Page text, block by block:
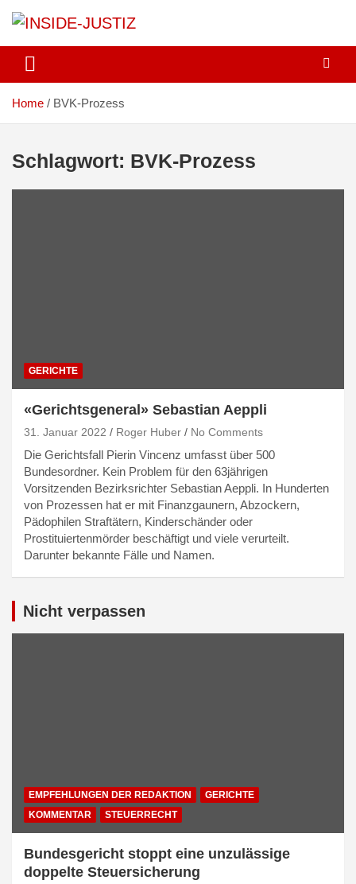
INSIDE-JUSTIZ
Home BVK-Prozess
Schlagwort: BVK-Prozess
GERICHTE
«Gerichtsgeneral» Sebastian Aeppli
31. Januar 2022 Roger Huber No Comments
Die Gerichtsfall Pierin Vincenz umfasst über 500
Bundesordner. Kein Problem für den 63jährigen
Vorsitzenden Bezirksrichter Sebastian Aeppli. In Hunderten
von Prozessen hat er mit Finanzgaunern, Abzockern,
Pädophilen Straftätern, Kinderschänder oder
Prostituiertenmörder beschäftigt und viele verurteilt.
Darunter bekannte Fälle und Namen.
Nicht verpassen
EMPFEHLUNGEN DER REDAKTION
GERICHTE
KOMMENTAR
STEUERRECHT
Bundesgericht stoppt eine unzulässige
doppelte Steuersicherung